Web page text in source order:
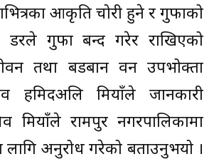
आकृति चोरी हुने र गुफाको
डरले गुफा बन्द गरेर राखिएको
तथा बडबान वन उपभोक्ता
हमिदअलि मियाँले जानकारी
मियाँले रामपुर नगरपालिकामा
लागि अनुरोध गरेको बताउनुभयो ।